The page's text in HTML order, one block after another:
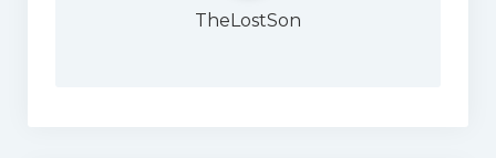
TheLostSon